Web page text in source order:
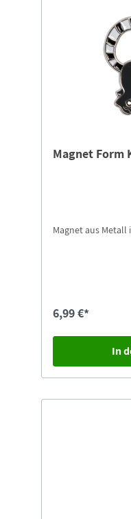
Magnet Form
Magnet aus
6,99 €*
In